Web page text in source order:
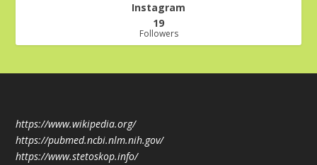
Instagram
19
Followers
https://www.wikipedia.org/
https://pubmed.ncbi.nlm.nih.gov/
https://www.stetoskop.info/